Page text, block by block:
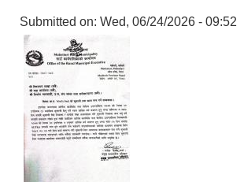
Submitted on: Wed, 06/24/2026 - 09:52